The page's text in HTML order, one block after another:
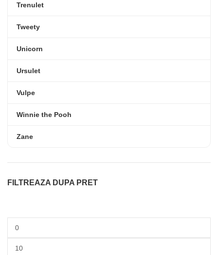
Trenulet
Tweety
Unicorn
Ursulet
Vulpe
Winnie the Pooh
Zane
FILTREAZA DUPA PRET